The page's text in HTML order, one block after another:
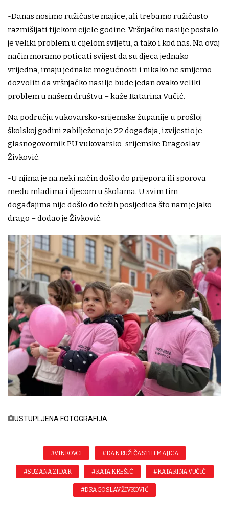
-Danas nosimo ružičaste majice, ali trebamo ružičasto
razmišljati tijekom cijele godine. Vršnjačko nasilje postalo
je veliki problem u cijelom svijetu, a tako i kod nas. Na ovaj
način moramo poticati svijest da su djeca jednako
vrijedna, imaju jednake mogućnosti i nikako ne smijemo
dozvoliti da vršnjačko nasilje bude jedan ovako veliki
problem u našem društvu – kaže Katarina Vučić.
Na području vukovarsko-srijemske županije u prošloj
školskoj godini zabilježeno je 22 događaja, izvijestio je
glasnogovornik PU vukovarsko-srijemske Dragoslav
Živković.
-U njima je na neki način došlo do prijepora ili sporova
među mladima i djecom u školama. U svim tim
događajima nije došlo do težih posljedica što nam je jako
drago – dodao je Živković.
USTUPLJENA FOTOGRAFIJA
#VINKOVCI #DAN RUŽIČASTIH MAJICA
#SUZANA ZIDAR #KATA KREŠIĆ #KATARINA VUČIĆ
#DRAGOSLAV ŽIVKOVIĆ